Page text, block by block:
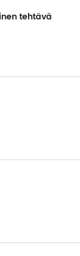
tehtävä